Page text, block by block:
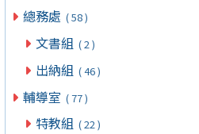
總務處 ( 58 )
文書組 ( 2 )
出納組 ( 46 )
輔導室 ( 77 )
特教組 ( 22 )